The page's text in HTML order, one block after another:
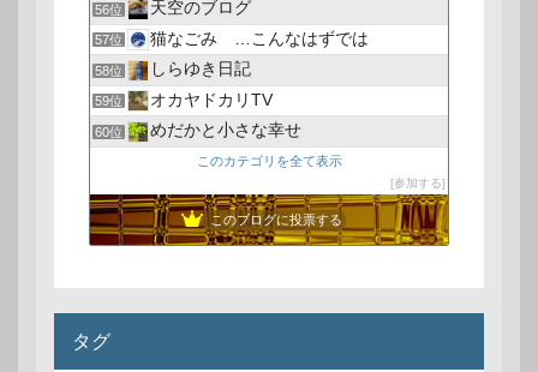
56位 天空のブログ
57位 猫なごみ …こんなはずでは
58位 しらゆき日記
59位 オカヤドカリTV
60位 めだかと小さな幸せ
このカテゴリを全て表示
参加する
このブログに投票する
タグ